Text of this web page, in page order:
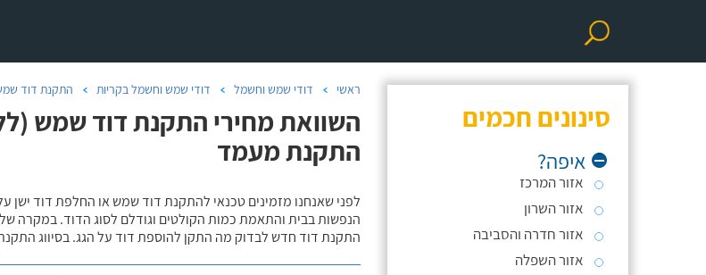
סינונים חכמים
איפה?
אזור המרכז
אזור השרון
אזור חדרה והסביבה
אזור השפלה
ראשי דודי שמש וחשמל דודי שמש וחשמל בקריות התקנת דוד
השוואת מחירי התקנת דוד שמש
התקנת מעמד
לפני שאנחנו מזמינים טכנאי להתקנת דוד שמש או החלפת דוד
הנפשות בבית והתאמת כמות הקולטים וגודלם לסוג הדוד. במקרה
התקנת דוד חדש לבדוק מה התקן להוספת דוד על הגג. בסיווג